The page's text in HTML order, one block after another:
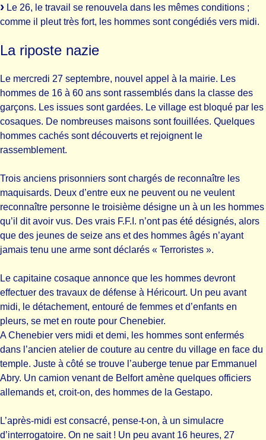
Le 26, le travail se renouvela dans les mêmes conditions ;
comme il pleut très fort, les hommes sont congédiés vers midi.
La riposte nazie
Le mercredi 27 septembre, nouvel appel à la mairie. Les
hommes de 16 à 60 ans sont rassemblés dans la classe des
garçons. Les issues sont gardées. Le village est bloqué par les
cosaques. De nombreuses maisons sont fouillées. Quelques
hommes cachés sont découverts et rejoignent le
rassemblement.
Trois anciens prisonniers sont chargés de reconnaître les
maquisards. Deux d’entre eux ne peuvent ou ne veulent
reconnaître personne le troisième désigne un à un les hommes
qu’il dit avoir vus. Des vrais F.F.I. n’ont pas été désignés, alors
que des jeunes de seize ans et des hommes âgés n’ayant
jamais tenu une arme sont déclarés « Terroristes ».
Le capitaine cosaque annonce que les hommes devront
effectuer des travaux de défense à Héricourt. Un peu avant
midi, le détachement, entouré de femmes et d’enfants en
pleurs, se met en route pour Chenebier.
A Chenebier vers midi et demi, les hommes sont enfermés
dans l’ancien atelier de couture au centre du village en face du
temple. Juste à côté se trouve l’auberge tenue par Emmanuel
Abry. Un camion venant de Belfort amène quelques officiers
allemands et, croit-on, des hommes de la Gestapo.
L’après-midi est consacré, pense-t-on, à un simulacre
d’interrogatoire. On ne sait ! Un peu avant 16 heures, 27